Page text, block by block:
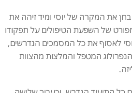
את המקרה של יוסי ומיד זיהה את
של השפעת הטיפולים על תפקודו
לאסוף את כל המסמכים הנדרשים,
המטפל והמלצות מהצוות